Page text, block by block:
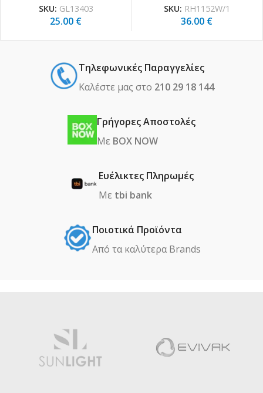
SKU: GL13403
25.00 €
SKU: RH1152W/1
36.00 €
Τηλεφωνικές Παραγγελίες
Καλέστε μας στο 210 29 18 144
Γρήγορες Αποστολές
Με BOX NOW
Ευέλικτες Πληρωμές
Με tbi bank
Ποιοτικά Προϊόντα
Από τα καλύτερα Βrands